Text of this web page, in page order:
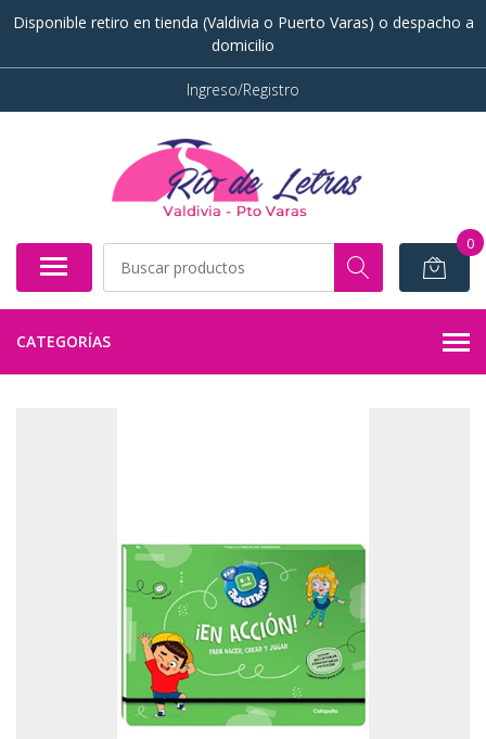
Disponible retiro en tienda (Valdivia o Puerto Varas) o despacho a
domicilio
Ingreso/Registro
0
CATEGORÍAS